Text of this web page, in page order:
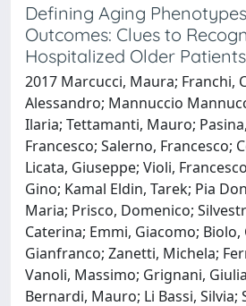
Defining Aging
Outcomes: Clues to
Hospitalized Older Patients
2017 Marcucci, Maura; Franchi,
Alessandro; Mannuccio
Ilaria; Tettamanti, Mauro;
Francesco; Salerno, Francesco;
Licata, Giuseppe; Violi,
Gino; Kamal Eldin, Tarek; Pia
Maria; Prisco, Domenico;
Caterina; Emmi, Giacomo;
Gianfranco; Zanetti, Michela;
Vanoli, Massimo; Grignani,
Bernardi, Mauro; Li Bassi, Silvia;